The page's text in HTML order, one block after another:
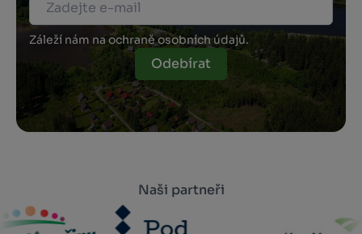
Záleží nám na ochraně osobních údajů.
Odebírat
Naši partneři